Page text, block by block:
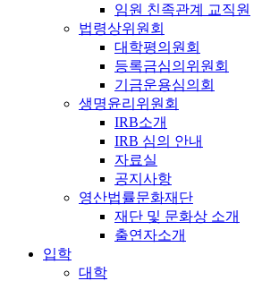
임원 친족관계 교직원
법령상위원회
대학평의원회
등록금심의위원회
기금운용심의회
생명윤리위원회
IRB소개
IRB 심의 안내
자료실
공지사항
영산법률문화재단
재단 및 문화상 소개
출연자소개
입학
대학